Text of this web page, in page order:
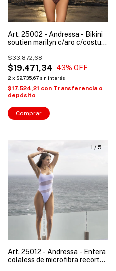
Art. 25002 - Andressa - Bikini
soutien marilyn c/aro c/costura
$19.471,34
$33.872,68
43% OFF
2 x $9.735,67 sin interés
$17.524,21 con Transferencia o
depósito
Comprar
1 / 5
Art. 25012 - Andressa - Entera
colaless de microfibra recortes